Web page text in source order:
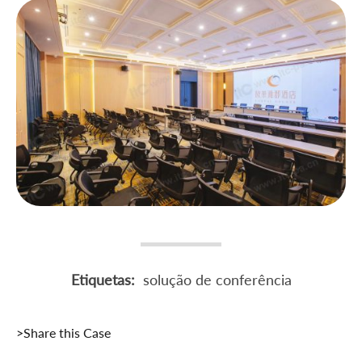
Etiquetas: solução de conferência
>Share this Case